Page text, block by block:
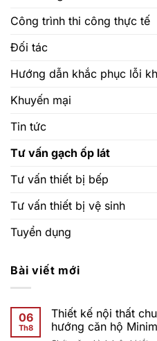
Công trình thi công thực tế
Đối tác
Hướng dẫn khắc phục lỗi
Khuyến mại
Tin tức
Tư vấn gạch ốp lát
Tư vấn thiết bị bếp
Tư vấn thiết bị vệ sinh
Tuyển dụng
Bài viết mới
06
Th8
Thiết kế nội thất
hướng căn hộ